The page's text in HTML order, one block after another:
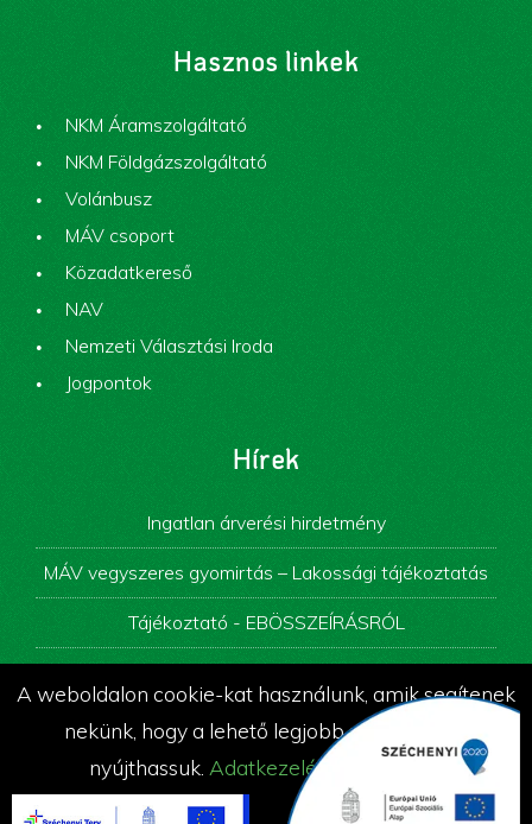
Hasznos linkek
NKM Áramszolgáltató
NKM Földgázszolgáltató
Volánbusz
MÁV csoport
Közadatkereső
NAV
Nemzeti Választási Iroda
Jogpontok
Hírek
Ingatlan árverési hirdetmény
MÁV vegyszeres gyomirtás – Lakossági tájékoztatás
Tájékoztató - EBÖSSZEÍRÁSRÓL
Álláspályázati felhívás
© Az oldalt készítette és üzemelteti a
A weboldalon cookie-kat használunk, amik segítenek
nekünk, hogy a lehető legjobb szolgáltatást
nyújthassuk. Adatkezelési tájékoztató